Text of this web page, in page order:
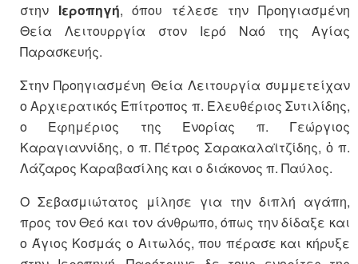
στην Ιεροπηγή, όπου τέλεσε την Προηγιασμένη
Θεία Λειτουρργία στον Ιερό Ναό της Αγίας
Παρασκευής.
Στην Προηγιασμένη Θεία Λειτουργία συμμετείχαν
ο Αρχιερατικός Επίτροπος π. Ελευθέριος Συτιλίδης,
ο Εφημέριος της Ενορίας π. Γεώργιος
Καραγιαννίδης, ο π. Πέτρος Σαρακαλαϊτζίδης, ὁ π.
Λάζαρος Καραβασίλης και ο διάκονος π. Παύλος.
Ο Σεβασμιώτατος μίλησε για την διπλή αγάπη,
προς τον Θεό και τον άνθρωπο, όπως την δίδαξε και
ο Άγιος Κοσμάς ο Αιτωλός, που πέρασε και κήρυξε